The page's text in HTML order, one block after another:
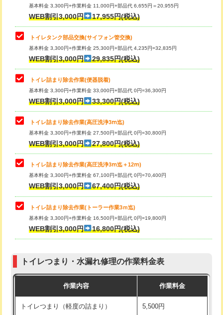
基本料金 3,300円+作業料金 11,000円+部品代 6,655円＝20,955円
WEB割引3,000円 17,955円(税込)
トイレタンク部品交換(サイフォン管交換)
基本料金 3,300円+作業料金 25,300円+部品代 4,235円=32,835円
WEB割引3,000円 29,835円(税込)
トイレ詰まり除去作業(便器脱着)
基本料金 3,300円+作業料金 33,000円+部品代 0円=36,300円
WEB割引3,000円 33,300円(税込)
トイレ詰まり除去作業(高圧洗浄3ⅿ迄)
基本料金 3,300円+作業料金 27,500円+部品代 0円=30,800円
WEB割引3,000円 27,800円(税込)
トイレ詰まり除去作業(高圧洗浄3ⅿ迄＋12ⅿ)
基本料金 3,300円+作業料金 67,100円+部品代 0円=70,400円
WEB割引3,000円 67,400円(税込)
トイレ詰まり除去作業(トーラー作業3ｍ迄)
基本料金 3,300円+作業料金 16,500円+部品代 0円=19,800円
WEB割引3,000円 16,800円(税込)
トイレつまり・水漏れ修理の作業料金表
作業内容 作業料金
トイレつまり（軽度の詰まり） 5,500円